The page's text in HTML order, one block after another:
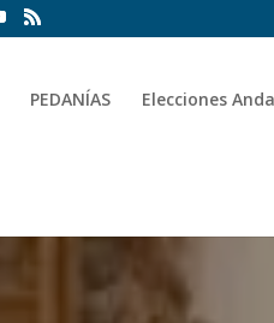
PEDANÍAS Elecciones